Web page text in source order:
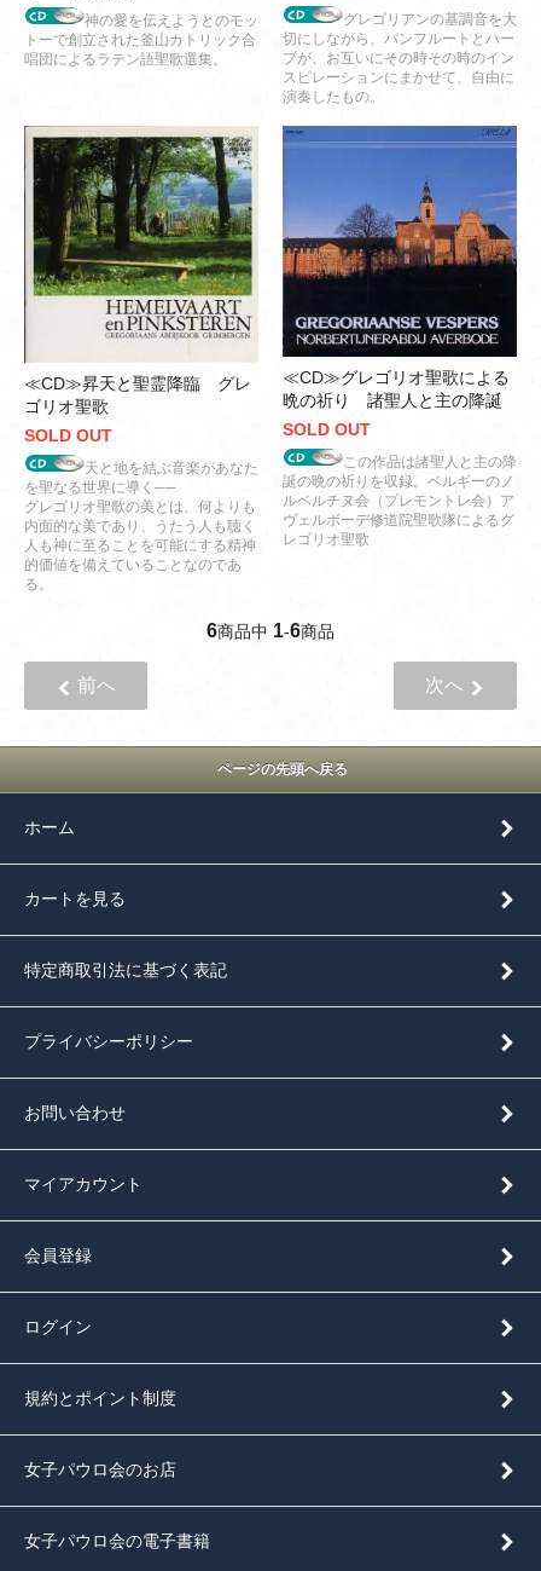
神の愛を伝えようとのモッ
トーで創立された釜山カトリック合
唱団によるラテン語聖歌選集。
グレゴリアンの基調音を大
切にしながら、パンフルートとハー
プが、お互いにその時その時のイン
スピレーションにまかせて、自由に
演奏したもの。
≪CD≫昇天と聖霊降臨 グレ
ゴリオ聖歌
SOLD OUT
天と地を結ぶ音楽があなた
を聖なる世界に導く──
グレゴリオ聖歌の美とは、何よりも
内面的な美であり、うたう人も聴く
人も神に至ることを可能にする精神
的価値を備えていることなのであ
る。
≪CD≫グレゴリオ聖歌による
晩の祈り 諸聖人と主の降誕
SOLD OUT
この作品は諸聖人と主の降
誕の晩の祈りを収録。ベルギーのノ
ルベルチヌ会（プレモントレ会）ア
ヴェルボーデ修道院聖歌隊によるグ
レゴリオ聖歌
6商品中 1-6商品
前へ 次へ
ページの先頭へ戻る
ホーム
カートを見る
特定商取引法に基づく表記
プライバシーポリシー
お問い合わせ
マイアカウント
会員登録
ログイン
規約とポイント制度
女子パウロ会のお店
女子パウロ会の電子書籍